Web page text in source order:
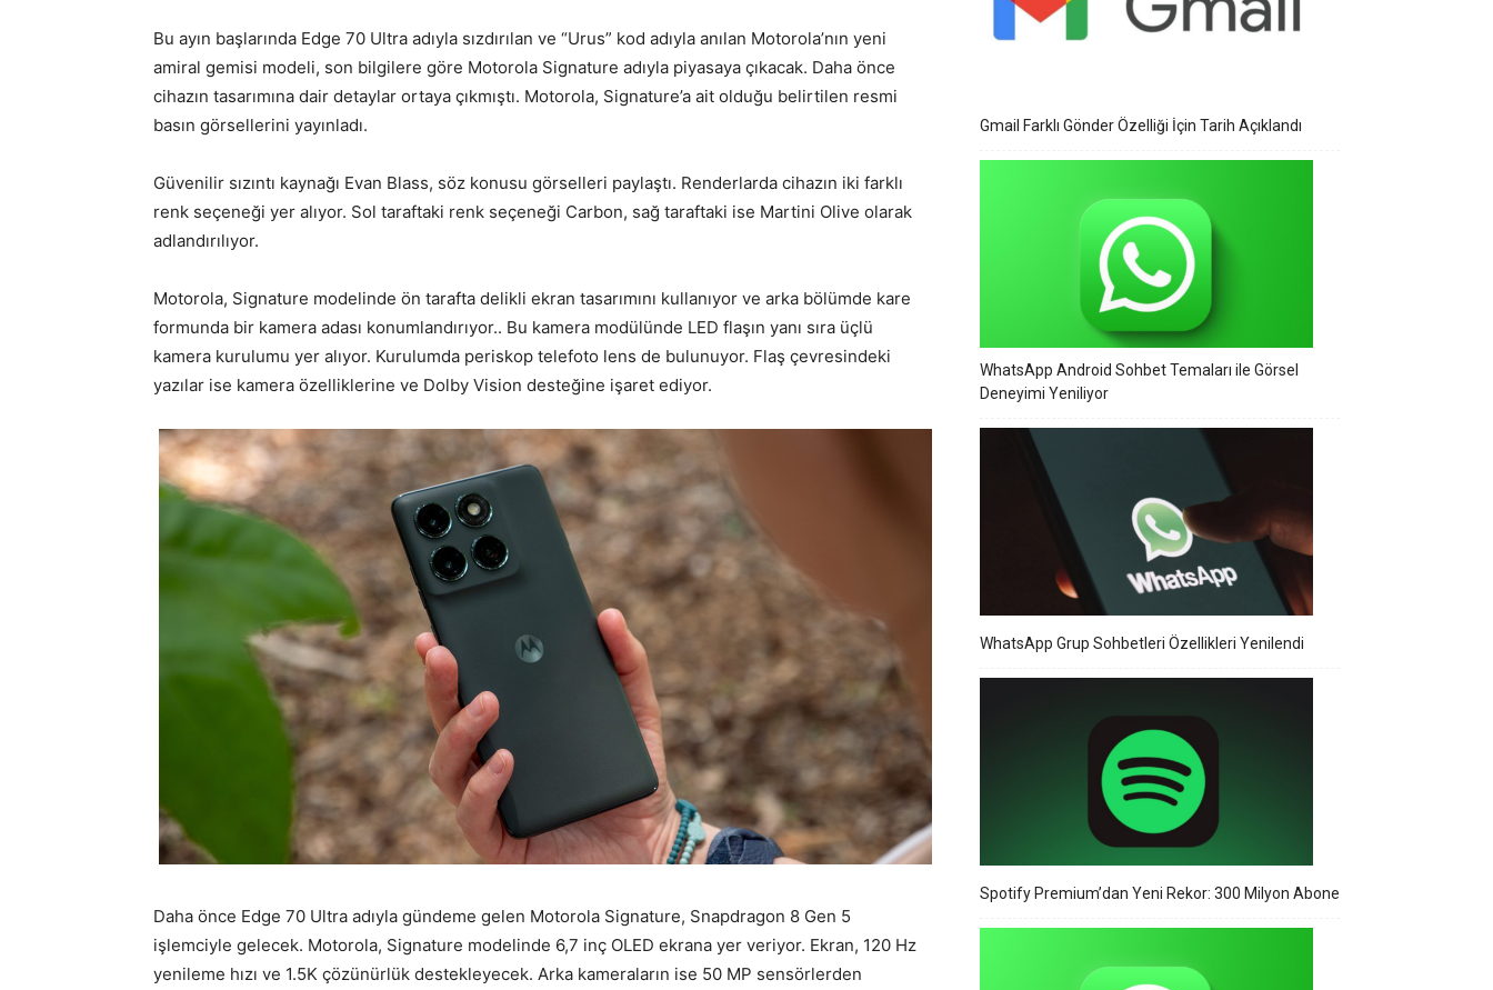
Bu ayın başlarında Edge 70 Ultra adıyla sızdırılan ve “Urus” kod adıyla anılan Motorola’nın yeni
amiral gemisi modeli, son bilgilere göre Motorola Signature adıyla piyasaya çıkacak. Daha önce
cihazın tasarımına dair detaylar ortaya çıkmıştı. Motorola, Signature’a ait olduğu belirtilen resmi
basın görsellerini yayınladı.
Güvenilir sızıntı kaynağı Evan Blass, söz konusu görselleri paylaştı. Renderlarda cihazın iki farklı
renk seçeneği yer alıyor. Sol taraftaki renk seçeneği Carbon, sağ taraftaki ise Martini Olive olarak
adlandırılıyor.
Motorola, Signature modelinde ön tarafta delikli ekran tasarımını kullanıyor ve arka bölümde kare
formunda bir kamera adası konumlandırıyor.. Bu kamera modülünde LED flaşın yanı sıra üçlü
kamera kurulumu yer alıyor. Kurulumda periskop telefoto lens de bulunuyor. Flaş çevresindeki
yazılar ise kamera özelliklerine ve Dolby Vision desteğine işaret ediyor.
Daha önce Edge 70 Ultra adıyla gündeme gelen Motorola Signature, Snapdragon 8 Gen 5
işlemciyle gelecek. Motorola, Signature modelinde 6,7 inç OLED ekrana yer veriyor. Ekran, 120 Hz
yenileme hızı ve 1.5K çözünürlük destekleyecek. Arka kameraların ise 50 MP sensörlerden
Gmail Farklı Gönder Özelliği İçin Tarih Açıklandı
WhatsApp Android Sohbet Temaları ile Görsel
Deneyimi Yeniliyor
WhatsApp Grup Sohbetleri Özellikleri Yenilendi
Spotify Premium’dan Yeni Rekor: 300 Milyon Abone